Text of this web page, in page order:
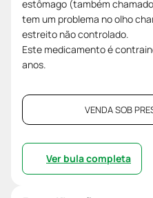
estômago (também
tem um problema no olho
estreito não controlado.
Este medicamento é
anos.
VENDA SOB
Ver bula completa